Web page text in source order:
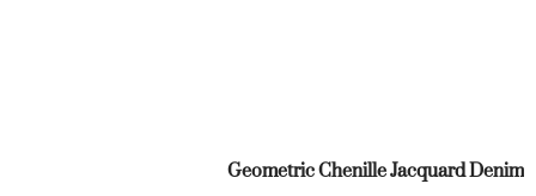
Geometric Chenille Jacquard Denim